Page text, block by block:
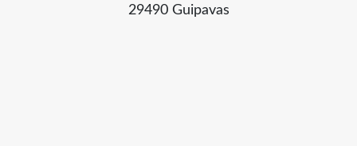
29490 Guipavas